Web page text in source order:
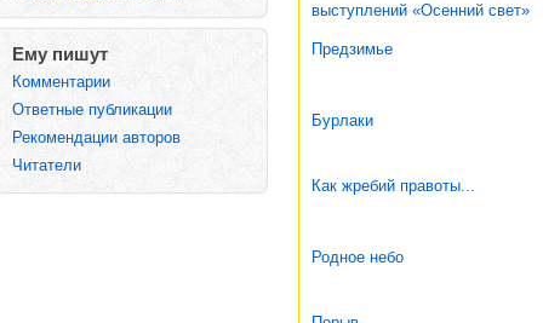
Ему пишут
Комментарии
Ответные публикации
Рекомендации авторов
Читатели
выступлений «Осенний свет»
Предзимье
Бурлаки
Как жребий правоты...
Родное небо